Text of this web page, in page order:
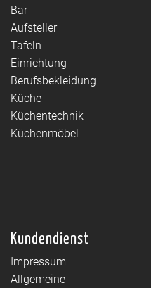
Bar
Aufsteller
Tafeln
Einrichtung
Berufsbekleidung
Küche
Küchentechnik
Küchenmöbel
Kundendienst
Impressum
Allgemeine